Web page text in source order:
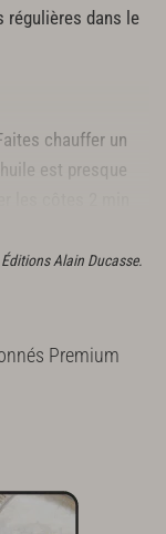
régulières dans le
chauffer un
est presque
Alain Ducasse.
Premium